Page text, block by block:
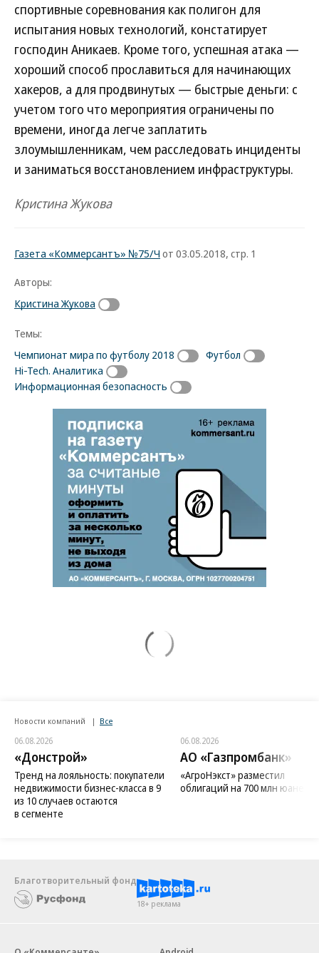
спортивные соревнования как полигон для
испытания новых технологий, констатирует
господин Аникаев. Кроме того, успешная атака —
хороший способ прославиться для начинающих
хакеров, а для продвинутых — быстрые деньги: с
учетом того что мероприятия ограничены по
времени, иногда легче заплатить
злоумышленникам, чем расследовать инциденты
и заниматься восстановлением инфраструктуры.
Кристина Жукова
Газета «Коммерсантъ» №75/Ч от 03.05.2018, стр. 1
Авторы:
Кристина Жукова
Темы:
Чемпионат мира по футболу 2018
Футбол
Hi-Tech. Аналитика
Информационная безопасность
Новости компаний Все
06.08.2026
«Донстрой»
Тренд на лояльность: покупатели
недвижимости бизнес-класса в 9
из 10 случаев остаются
в сегменте
06.08.2026
АО «Газпромбанк»
«АгроНэкст» разместил
облигаций на 700 млн юаней
Благотворительный фонд
18+ реклама